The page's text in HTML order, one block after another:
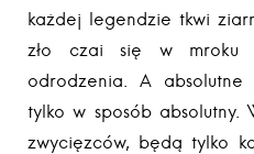
każdej legendzie tkwi
zło czai się w mroku
odrodzenia. A absolutne
tylko w sposób
zwycięzców, będą tylko